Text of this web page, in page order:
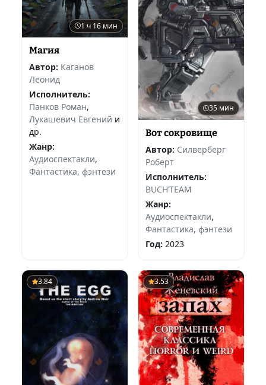
1 ч 16 мин
Магия
Автор: Каганов
Леонид
Исполнитель:
Панков Роман,
Лукашевич Евгений и
др.
Жанр:
Аудиоспектакли,
Фантастика, фэнтези
35 мин
Вот сокровище
Автор: Силверберг
Роберт
Исполнитель:
BUCH’TEAM
Жанр:
Аудиоспектакли,
Фантастика, фэнтези
Год: 2023
3.84 3.53